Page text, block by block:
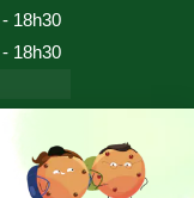
18h30
18h30